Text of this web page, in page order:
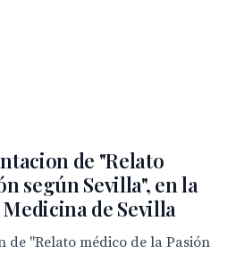
de "Relato
según Sevilla", en la
de Sevilla
de "Relato médico de la Pasión